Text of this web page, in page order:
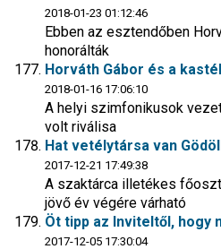
2018-01-23 01:12:46
Ebben az esztendőben
honorálták
Horváth Gábor és a
2018-01-16 17:06:10
A helyi szimfonikusok
volt riválisa
Hat vetélytársa van
2017-12-21 17:49:38
A szaktárca illetékes
jövő év végére várható
Öt tipp az Inviteltől, hogy
2017-12-05 17:30:04